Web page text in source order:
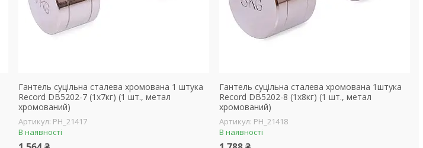
Гантель суцільна сталева хромована 1 штука
Record DB5202-7 (1x7кг) (1 шт., метал
хромований)
PH_21417
В наявності
Гантель суцільна сталева хромована 1штука
Record DB5202-8 (1x8кг) (1 шт., метал
хромований)
PH_21418
В наявності